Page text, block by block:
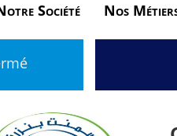
Société Nos